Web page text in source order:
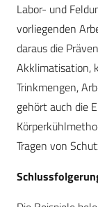
Labor- und
vorliegenden
daraus die
Akklimatisation,
Trinkmengen,
gehört auch die
Tragen von